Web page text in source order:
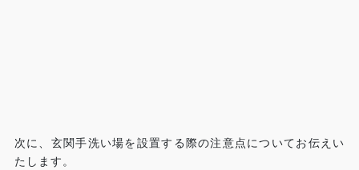
次に、玄関手洗い場を設置する際の注意点についてお伝えい
たします。